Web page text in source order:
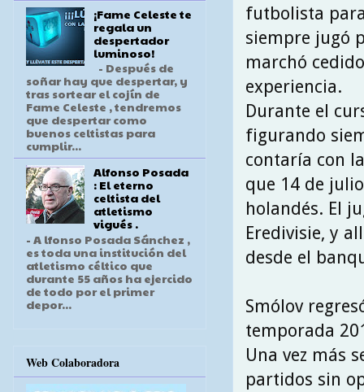
futbolista
siempre jugó
marchó
experiencia.
Durante el
figurando
contaría con
que 14 de
holandés. El
Eredivisie, y
desde el
Smólov
temporada
Una vez más
partidos sin
¡Fame Celeste te
regala un
despertador
luminoso!
- Después de
soñar hay que despertar, y
tras sortear el cojín de
Fame Celeste , tendremos
que despertar como
buenos celtistas para
cumplir...
Alfonso Posada
: El eterno
celtista del
atletismo
vigués .
- A lfonso Posada Sánchez ,
es toda una institución del
atletismo céltico que
durante 55 años ha ejercido
de todo por el primer
depor...
Web Colaboradora